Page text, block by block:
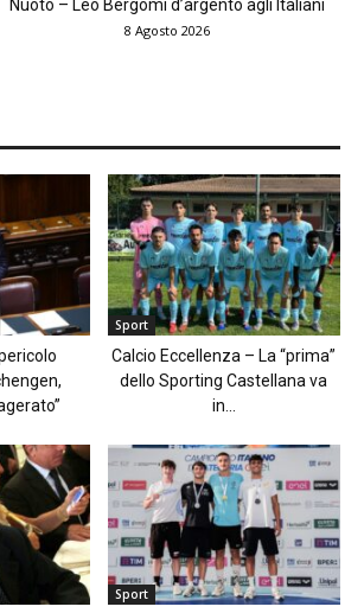
Nuoto – Leo Bergomi d’argento agli Italiani
8 Agosto 2026
Sport
Calcio Eccellenza – La “prima”
dello Sporting Castellana va
in...
Sport